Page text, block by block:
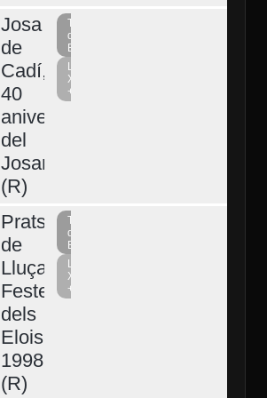
Josa
de
Cadí,
40
aniversari
del
Josart
(R)
Televisió
del
Berguedà
La
Xarxa
+
Prats
de
Lluçanès,
Festes
dels
Elois
1998
(R)
Televisió
del
Berguedà
La
Xarxa
+